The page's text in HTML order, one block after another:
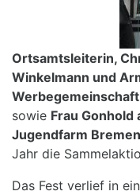
Ortsamtsleiterin,
Winkelmann und
sowie Frau
Jugendfarm
Jahr die
Das Fest verlief in